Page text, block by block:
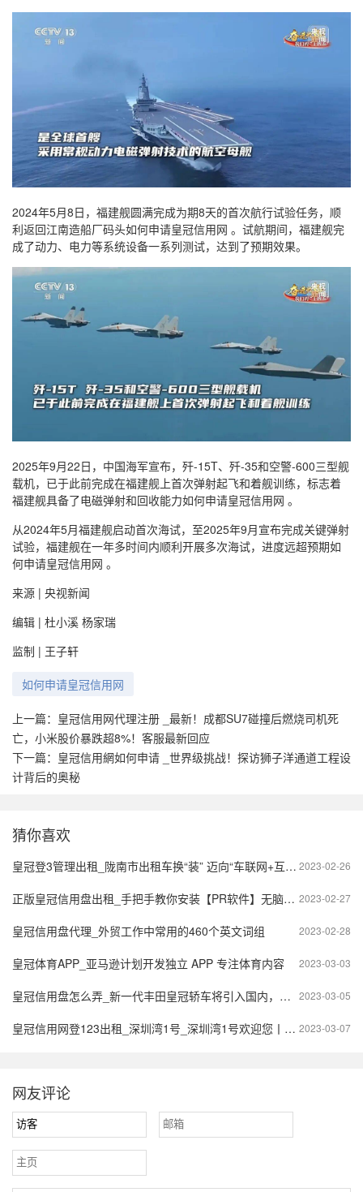
2024年5月8日，福建舰圆满完成为期8天的首次航行试验任务，顺
利返回江南造船厂码头如何申请皇冠信用网 。试航期间，福建舰完
成了动力、电力等系统设备一系列测试，达到了预期效果。
2025年9月22日，中国海军宣布，歼-15T、歼-35和空警-600三型舰
载机，已于此前完成在福建舰上首次弹射起飞和着舰训练，标志着
福建舰具备了电磁弹射和回收能力如何申请皇冠信用网 。
从2024年5月福建舰启动首次海试，至2025年9月宣布完成关键弹射
试验，福建舰在一年多时间内顺利开展多次海试，进度远超预期如
何申请皇冠信用网 。
来源 | 央视新闻
编辑 | 杜小溪 杨家瑞
监制 | 王子轩
如何申请皇冠信用网
上一篇： 皇冠信用网代理注册 _最新！成都SU7碰撞后燃烧司机死
亡，小米股价暴跌超8%！客服最新回应
下一篇： 皇冠信用網如何申请 _世界级挑战！探访狮子洋通道工程设
计背后的奥秘
猜你喜欢
2023-02-26
皇冠登3管理出租_陇南市出租车换“装” 迈向“车联网+互联网”新时代
2023-02-27
正版皇冠信用盘出租_手把手教你安装【PR软件】无脑安装直接上手全版本pr（Premiere软件）下载地址
2023-02-28
皇冠信用盘代理_外贸工作中常用的460个英文词组
2023-03-03
皇冠体育APP_亚马逊计划开发独立 APP 专注体育内容
2023-03-05
皇冠信用盘怎么弄_新一代丰田皇冠轿车将引入国内，外观前卫个性，全系搭载混动系统
2023-03-07
皇冠信用网登123出租_深圳湾1号_深圳湾1号欢迎您丨深圳湾1号网站|深圳湾1号楼盘详情
网友评论